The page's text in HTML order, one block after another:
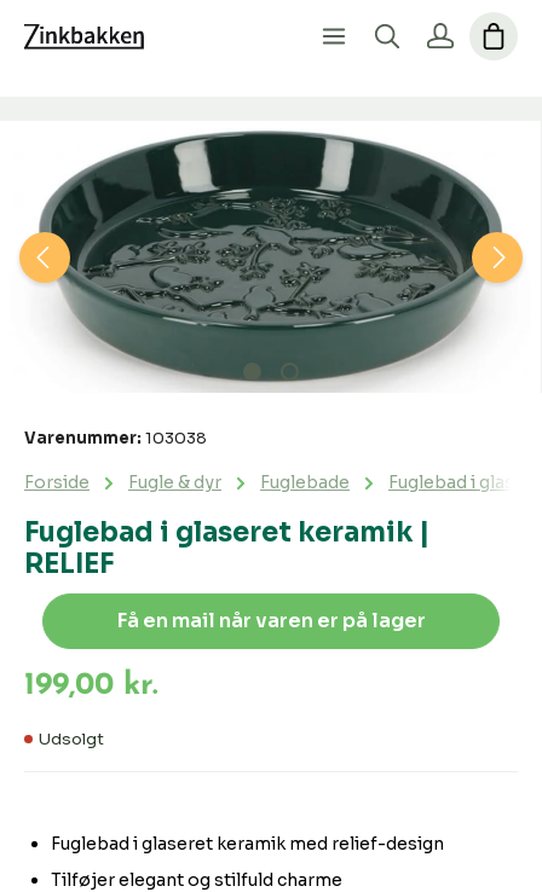
Spring over billedgalleri
Fuglebad i glaseret keramik |
RELIEF
Forside Fugle & dyr Fuglebade Fuglebad i
Varenummer: 103038
Fuglebad i glaseret keramik med relief-design
Tilføjer elegant og stilfuld charme
199,00 kr.
Udsolgt
Få en mail når varen er på lager